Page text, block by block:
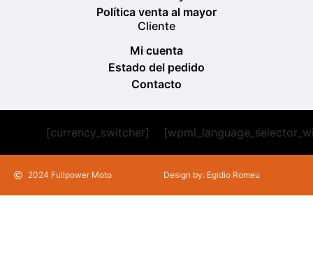
Política venta al mayor
Cliente
Mi cuenta
Estado del pedido
Contacto
[currency_switcher]
2024 Fullpower Moto Design by: Egidio Romeu